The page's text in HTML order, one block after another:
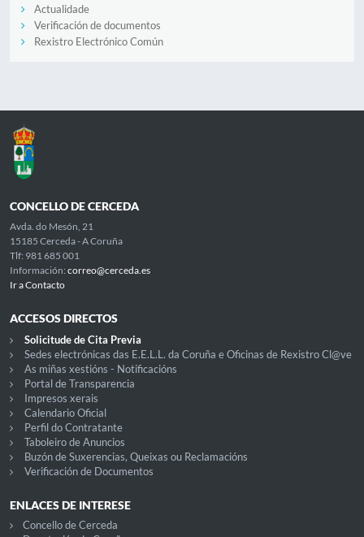
Actualidade
Verificación de documentos
Rexistro Electrónico Común
CONCELLO DE CERCEDA
Avda. do Mesón, 21
15185 Cerceda - A Coruña
Tlf: 981 685 001
Información: correo@cerceda.es
Ir a Contacto
ACCESOS DIRECTOS
Solicitude de Cita Previa
Sedes electrónicas das E.E.L.L. da Coruña e Oficinas de Rexistro Cl@ve
As miñas xestións - Notificacións
Portal de Transparencia
Impresos xerais
Calendario Oficial
Perfil do Contratante
Taboleiro de Anuncios
Buzón de Suxerencias, Queixas ou Reclamacións
Verificación de Documentos
ENLACES DE INTERESE
Concello de Cerceda